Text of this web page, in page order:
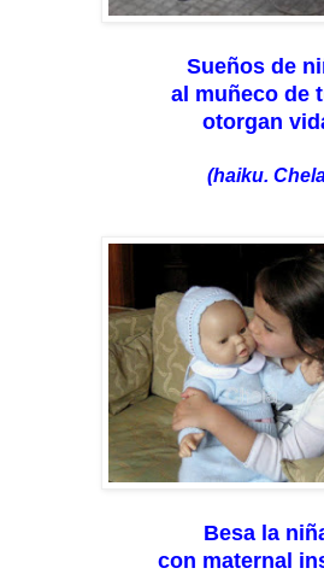
Sueños de
al muñeco de
otorgan
(haiku.
Besa la
con maternal